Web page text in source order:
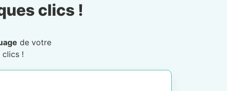
clics !
de votre
clics !